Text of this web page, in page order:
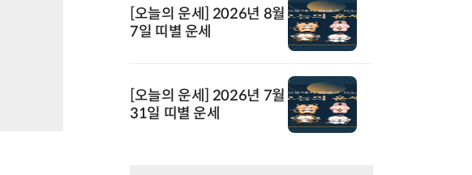
[오늘의 운세] 2026년 8월
7일 띠별 운세
[오늘의 운세] 2026년 7월
31일 띠별 운세